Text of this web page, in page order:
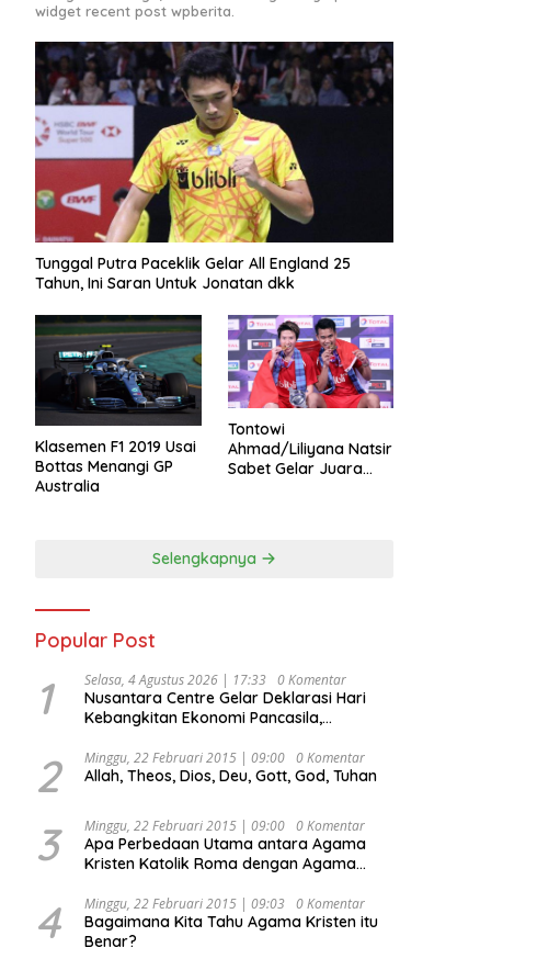
widget recent post wpberita.
Tunggal Putra Paceklik Gelar All England 25
Tahun, Ini Saran Untuk Jonatan dkk
Klasemen F1 2019 Usai
Bottas Menangi GP
Australia
Tontowi
Ahmad/Liliyana Natsir
Sabet Gelar Juara
Selengkapnya
Popular Post
1 Selasa, 4 Agustus 2026 | 17:33 0 Komentar
Nusantara Centre Gelar Deklarasi Hari
Kebangkitan Ekonomi Pancasila,
Djojohadikusumo Anti Penjajahan
(Pergolakan Ekonomi Politik Indonesia) &
Undang Perekonomian Nasional dan
Kesejahteraan Sosial dalam Menata
Bangsa Menuju Indonesia Emas 2045”,
2 Minggu, 22 Februari 2015 | 09:00 0 Komentar
Allah, Theos, Dios, Deu, Gott, God, Tuhan
3 Minggu, 22 Februari 2015 | 09:00 0 Komentar
Apa Perbedaan Utama antara Agama
Kristen Katolik Roma dengan Agama
4 Minggu, 22 Februari 2015 | 09:03 0 Komentar
Bagaimana Kita Tahu Agama Kristen itu
Benar?